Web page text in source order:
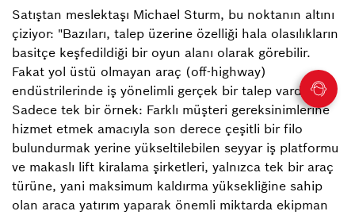
Satıştan meslektaşı Michael Sturm, bu noktanın altını
çiziyor: "Bazıları, talep üzerine özelliği hala olasılıkların
basitçe keşfedildiği bir oyun alanı olarak görebilir.
Fakat yol üstü olmayan araç (off-highway)
endüstrilerinde iş yönelimli gerçek bir talep vardır.
Sadece tek bir örnek: Farklı müşteri gereksinimlerine
hizmet etmek amacıyla son derece çeşitli bir filo
bulundurmak yerine yükseltilebilen seyyar iş platformu
ve makaslı lift kiralama şirketleri, yalnızca tek bir araç
türüne, yani maksimum kaldırma yüksekliğine sahip
olan araca yatırım yaparak önemli miktarda ekipman